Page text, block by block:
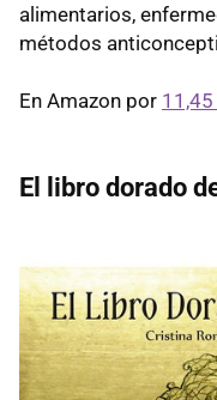
alimentarios,
métodos
En Amazon por
El libro dorado